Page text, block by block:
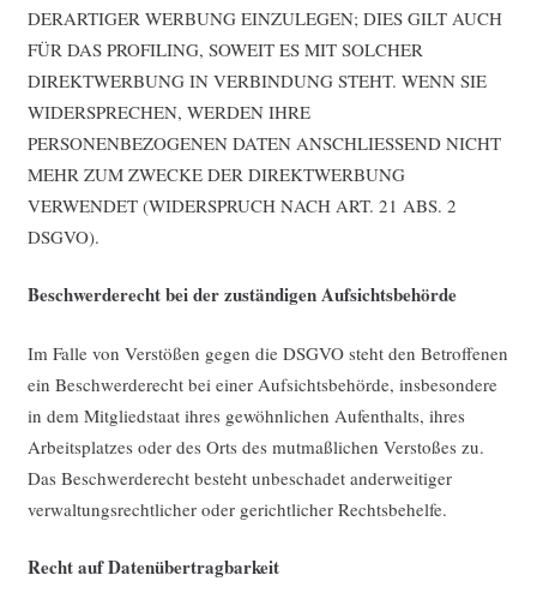
DERARTIGER WERBUNG EINZULEGEN; DIES GILT AUCH
FÜR DAS PROFILING, SOWEIT ES MIT SOLCHER
DIREKTWERBUNG IN VERBINDUNG STEHT. WENN SIE
WIDERSPRECHEN, WERDEN IHRE
PERSONENBEZOGENEN DATEN ANSCHLIESSEND NICHT
MEHR ZUM ZWECKE DER DIREKTWERBUNG
VERWENDET (WIDERSPRUCH NACH ART. 21 ABS. 2
DSGVO).
Beschwerderecht bei der zuständigen Aufsichtsbehörde
Im Falle von Verstößen gegen die DSGVO steht den Betroffenen
ein Beschwerderecht bei einer Aufsichtsbehörde, insbesondere
in dem Mitgliedstaat ihres gewöhnlichen Aufenthalts, ihres
Arbeitsplatzes oder des Orts des mutmaßlichen Verstoßes zu.
Das Beschwerderecht besteht unbeschadet anderweitiger
verwaltungsrechtlicher oder gerichtlicher Rechtsbehelfe.
Recht auf Datenübertragbarkeit